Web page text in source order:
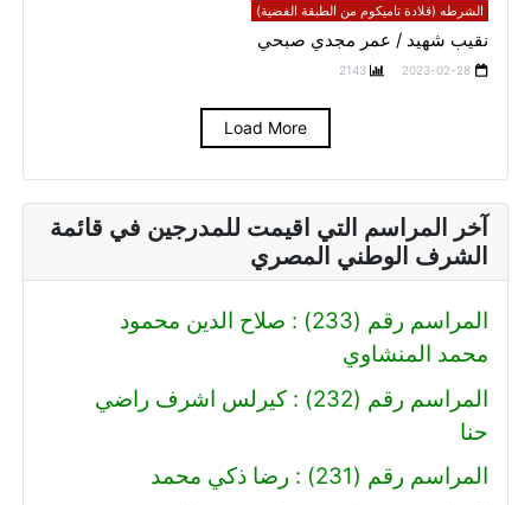
الشرطه (قلادة تاميكوم من الطبقة الفضية)
نقيب شهيد / عمر مجدي صبحي
2023-02-28
2143
Load More
آخر المراسم التي اقيمت للمدرجين في قائمة
الشرف الوطني المصري
المراسم رقم (233) : صلاح الدين محمود
محمد المنشاوي
المراسم رقم (232) : كيرلس اشرف راضي
حنا
المراسم رقم (231) : رضا ذكي محمد